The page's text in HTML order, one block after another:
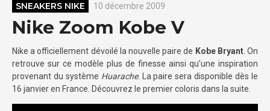
SNEAKERS NIKE 10 décembre 2009
Nike Zoom Kobe V
Nike a officiellement dévoilé la nouvelle paire de Kobe Bryant. On
retrouve sur ce modèle plus de finesse ainsi qu’une inspiration
provenant du système Huarache. La paire sera disponible dès le
16 janvier en France. Découvrez le premier coloris dans la suite.